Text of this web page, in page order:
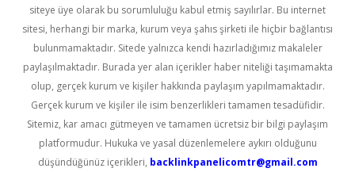
siteye üye olarak bu sorumluluğu kabul etmiş sayılırlar. Bu internet
sitesi, herhangi bir marka, kurum veya şahıs şirketi ile hiçbir bağlantısı
bulunmamaktadır. Sitede yalnızca kendi hazırladığımız makaleler
paylaşılmaktadır. Burada yer alan içerikler haber niteliği taşımamakta
olup, gerçek kurum ve kişiler hakkında paylaşım yapılmamaktadır.
Gerçek kurum ve kişiler ile isim benzerlikleri tamamen tesadüfidir.
Sitemiz, kar amacı gütmeyen ve tamamen ücretsiz bir bilgi paylaşım
platformudur. Hukuka ve yasal düzenlemelere aykırı olduğunu
düşündüğünüz içerikleri, backlinkpanelicomtr@gmail.com